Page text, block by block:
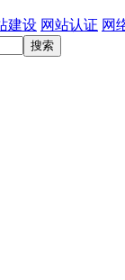
建设 网站认证 网